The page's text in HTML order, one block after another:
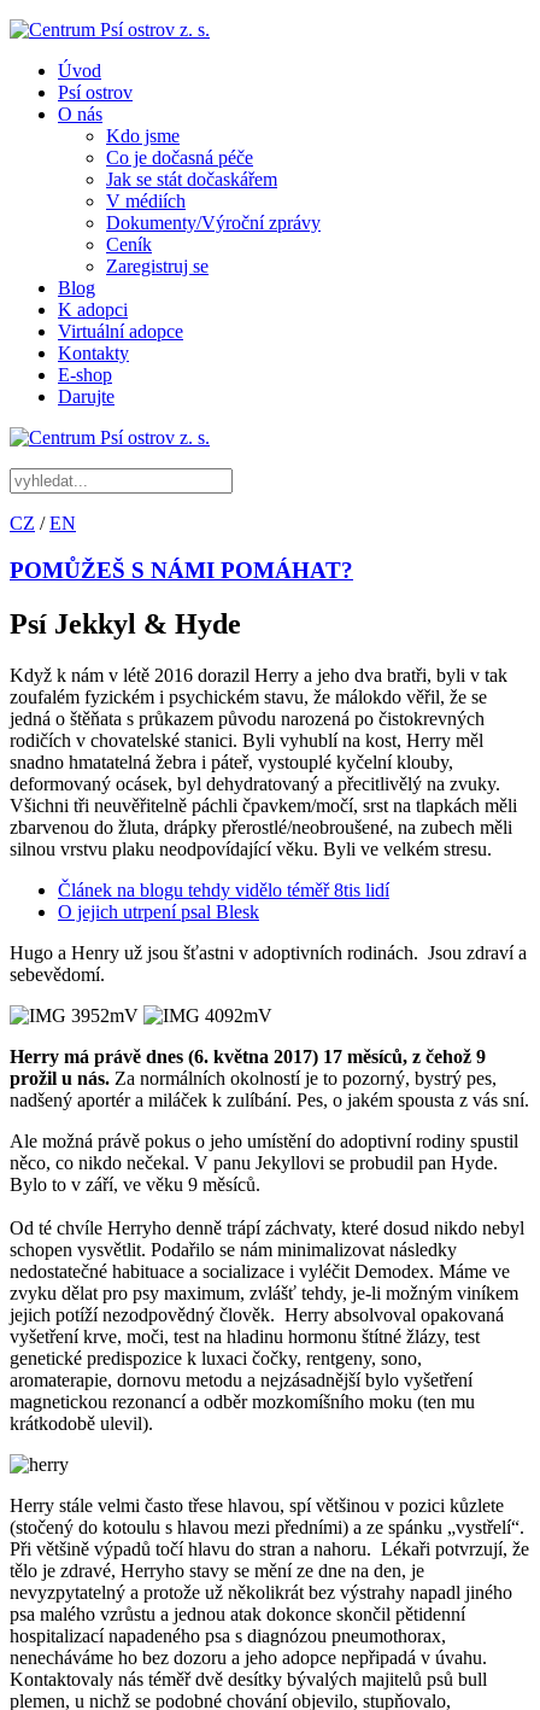
Úvod
Psí ostrov
O nás
Kdo jsme
Co je dočasná péče
Jak se stát dočaskářem
V médiích
Dokumenty/Výroční zprávy
Ceník
Zaregistruj se
Blog
K adopci
Virtuální adopce
Kontakty
E-shop
Darujte
CZ /EN
POMŮŽEŠ S NÁMI POMÁHAT?
Psí Jekkyl & Hyde
Když k nám v létě 2016 dorazil Herry a jeho dva bratři, byli v tak
zoufalém fyzickém i psychickém stavu, že málokdo věřil, že se
jedná o štěňata s průkazem původu narozená po čistokrevných
rodičích v chovatelské stanici. Byli vyhublí na kost, Herry měl
snadno hmatatelná žebra i páteř, vystouplé kyčelní klouby,
deformovaný ocásek, byl dehydratovaný a přecitlivělý na zvuky.
Všichni tři neuvěřitelně páchli čpavkem/močí, srst na tlapkách měli
zbarvenou do žluta, drápky přerostlé/neobroušené, na zubech měli
silnou vrstvu plaku neodpovídající věku. Byli ve velkém stresu.
Článek na blogu tehdy vidělo téměř 8tis lidí
O jejich utrpení psal Blesk
Hugo a Henry už jsou šťastni v adoptivních rodinách. Jsou zdraví a
sebevědomí.
Herry má právě dnes (6. května 2017) 17 měsíců, z čehož 9
prožil u nás. Za normálních okolností je to pozorný, bystrý pes,
nadšený aportér a miláček k zulíbání. Pes, o jakém spousta z vás sní.
Ale možná právě pokus o jeho umístění do adoptivní rodiny spustil
něco, co nikdo nečekal. V panu Jekyllovi se probudil pan Hyde.
Bylo to v září, ve věku 9 měsíců.
Od té chvíle Herryho denně trápí záchvaty, které dosud nikdo nebyl
schopen vysvětlit. Podařilo se nám minimalizovat následky
nedostatečné habituace a socializace i vyléčit Demodex. Máme ve
zvyku dělat pro psy maximum, zvlášť tehdy, je-li možným viníkem
jejich potíží nezodpovědný člověk. Herry absolvoval opakovaná
vyšetření krve, moči, test na hladinu hormonu štítné žlázy, test
genetické predispozice k luxaci čočky, rentgeny, sono,
aromaterapie, dornovu metodu a nejzásadnější bylo vyšetření
magnetickou rezonancí a odběr mozkomíšního moku (ten mu
krátkodobě ulevil).
Herry stále velmi často třese hlavou, spí většinou v pozici kůzlete
(stočený do kotoulu s hlavou mezi předními) a ze spánku „vystřelí“.
Při většině výpadů točí hlavu do stran a nahoru. Lékaři potvrzují, že
tělo je zdravé, Herryho stavy se mění ze dne na den, je
nevyzpytatelný a protože už několikrát bez výstrahy napadl jiného
psa malého vzrůstu a jednou atak dokonce skončil pětidenní
hospitalizací napadeného psa s diagnózou pneumothorax,
nenecháváme ho bez dozoru a jeho adopce nepřipadá v úvahu.
Kontaktovaly nás téměř dvě desítky bývalých majitelů psů bull
plemen, u nichž se podobné chování objevilo, stupňovalo,